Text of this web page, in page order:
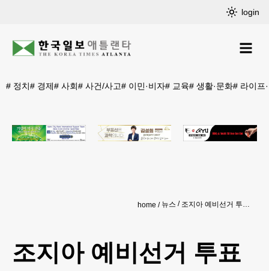
login
# 정치# 경제# 사회# 사건/사고# 이민·비자# 교육# 생활·문화# 라이프
home 뉴스 조지아 예비선거 투표자 206만 명...민주당 더 믾아
조지아 예비선거 투표